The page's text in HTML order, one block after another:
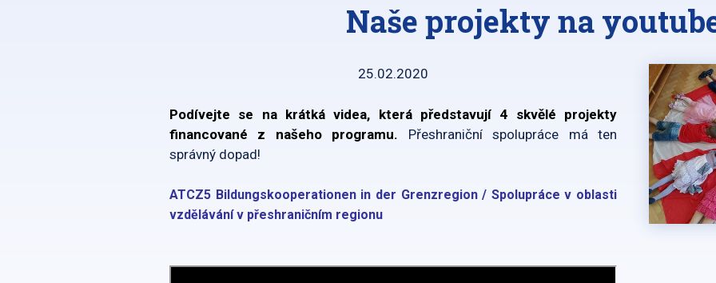
Naše projekty na
25.02.2020
Podívejte se na krátká videa, která představují 4 skvělé projekty
financované z našeho programu. Přeshraniční spolupráce má ten
správný dopad!
ATCZ5 Bildungskooperationen in der Grenzregion / Spolupráce v oblasti
vzdělávání v přeshraničním regionu